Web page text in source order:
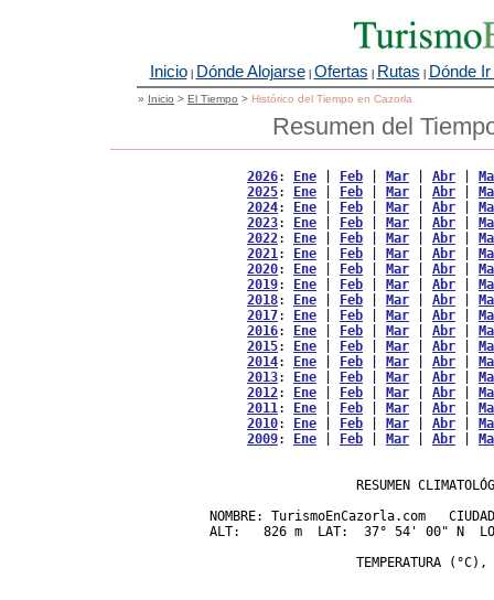
Inicio| Dónde Alojarse| Ofertas | Rutas | Dónde
» Inicio > El Tiempo > Histórico del Tiempo en Cazorla
Resumen del
2026: Ene Feb Mar Abr
2025: Ene Feb Mar Abr
2024: Ene Feb Mar Abr
2023: Ene Feb Mar Abr
2022: Ene Feb Mar Abr
2021: Ene Feb Mar Abr
2020: Ene Feb Mar Abr
2019: Ene Feb Mar Abr
2018: Ene Feb Mar Abr
2017: Ene Feb Mar Abr
2016: Ene Feb Mar Abr
2015: Ene Feb Mar Abr
2014: Ene Feb Mar Abr
2013: Ene Feb Mar Abr
2012: Ene Feb Mar Abr
2011: Ene Feb Mar Abr
2010: Ene Feb Mar Abr
2009: Ene Feb Mar Abr
RESUMEN
NOMBRE: TurismoEnCazorla.com
ALT:   826 m  LAT:  37° 54' 00" N
TEMPERATURA